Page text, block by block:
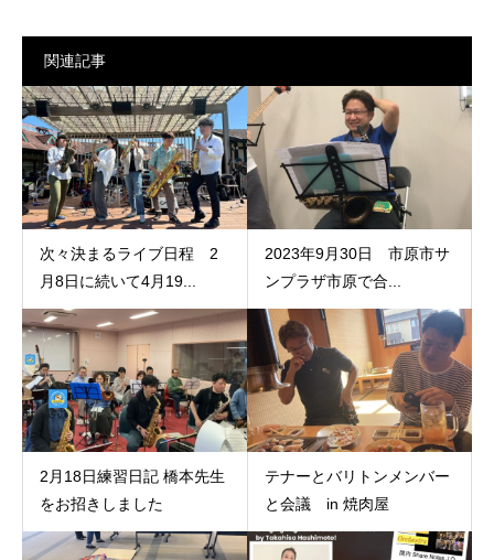
関連記事
次々決まるライブ日程 2
月8日に続いて4月19...
2023年9月30日 市原市サ
ンプラザ市原で合...
2月18日練習日記 橋本先生
をお招きしました
テナーとバリトンメンバー
と会議 in 焼肉屋